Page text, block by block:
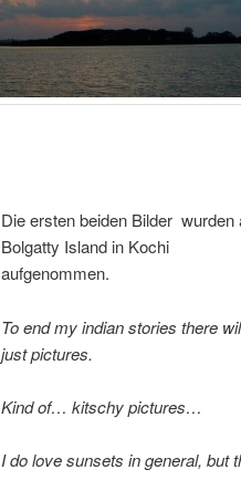
Die ersten beiden Bilder wurden
Bolgatty Island in Kochi
aufgenommen.
To end my indian stories there
just pictures.
Kind of… kitschy pictures…
I do love sunsets in general, but